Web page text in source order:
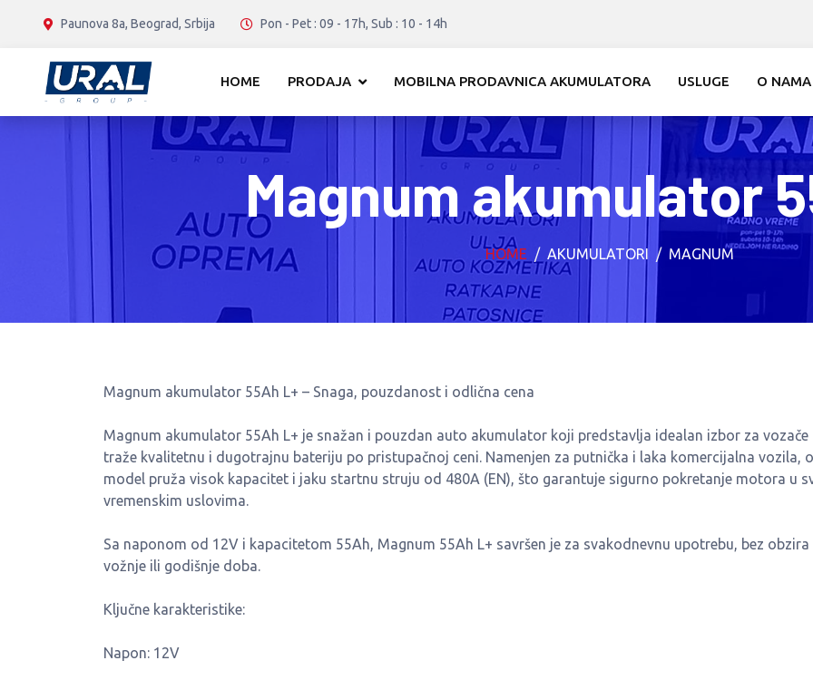
Paunova 8a, Beograd, Srbija Pon - Pet : 09 - 17h, Sub : 10 - 14h
HOME PRODAJA MOBILNA PRODAVNICA AKUMULATORA USLUGE O NAMA
Magnum akumulator
HOME AKUMULATORI MAGNUM
Magnum akumulator 55Ah L+ – Snaga, pouzdanost i odlična cena
Magnum akumulator 55Ah L+ je snažan i pouzdan auto akumulator koji predstavlja idealan izbor za vozače
traže kvalitetnu i dugotrajnu bateriju po pristupačnoj ceni. Namenjen za putnička i laka komercijalna vozila,
model pruža visok kapacitet i jaku startnu struju od 480A (EN), što garantuje sigurno pokretanje motora u
vremenskim uslovima.
Sa naponom od 12V i kapacitetom 55Ah, Magnum 55Ah L+ savršen je za svakodnevnu upotrebu, bez
vožnje ili godišnje doba.
Ključne karakteristike:
Napon: 12V